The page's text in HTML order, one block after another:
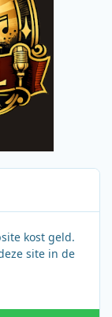
kost geld.
site in de